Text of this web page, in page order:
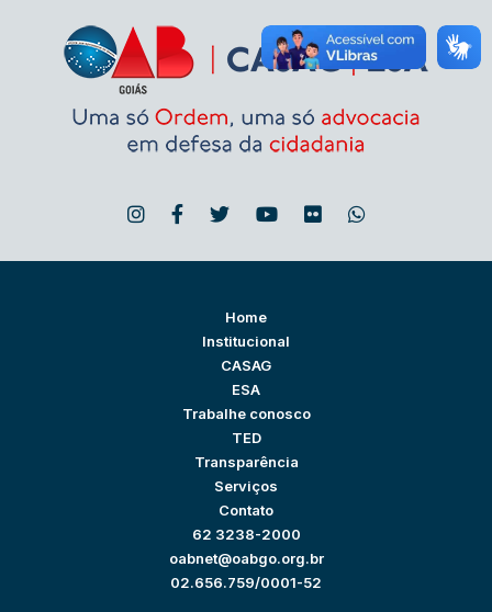
Home
Institucional
CASAG
ESA
Trabalhe conosco
TED
Transparência
Serviços
Contato
62 3238-2000
oabnet@oabgo.org.br
02.656.759/0001-52